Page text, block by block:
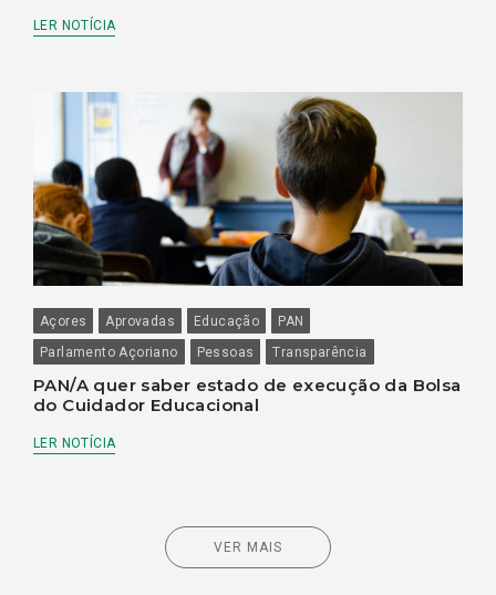
LER NOTÍCIA
Açores Aprovadas Educação
PAN
Parlamento Açoriano
Pessoas Transparência
PAN/A quer saber estado de execução da Bolsa
do Cuidador Educacional
LER NOTÍCIA
VER MAIS